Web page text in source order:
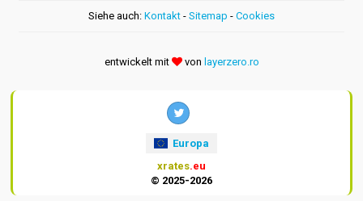
Siehe auch: Kontakt - Sitemap - Cookies
entwickelt mit von layerzero.ro
Europa
xrates.eu
© 2025-2026